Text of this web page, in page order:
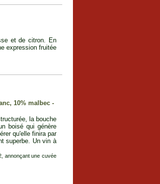
et de citron. En
expression fruitée
10% malbec -
la bouche
boisé qui génère
qu'elle finira par
superbe. Un vin à
annonçant une cuvée